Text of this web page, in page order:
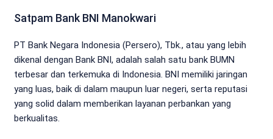
Satpam Bank BNI Manokwari
PT Bank Negara Indonesia (Persero), Tbk., atau yang lebih
dikenal dengan Bank BNI, adalah salah satu bank BUMN
terbesar dan terkemuka di Indonesia. BNI memiliki jaringan
yang luas, baik di dalam maupun luar negeri, serta reputasi
yang solid dalam memberikan layanan perbankan yang
berkualitas.